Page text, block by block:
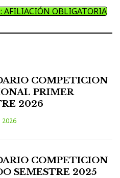
AFILIACIÓN OBLIGATORIA
COMPETICION
PRIMER
2026
2026
COMPETICION
SEMESTRE 2025